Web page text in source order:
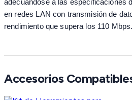
adecuándose a las especificaciones
en redes LAN con transmisión de
rendimiento que supera los 110 Mbps.
Accesorios